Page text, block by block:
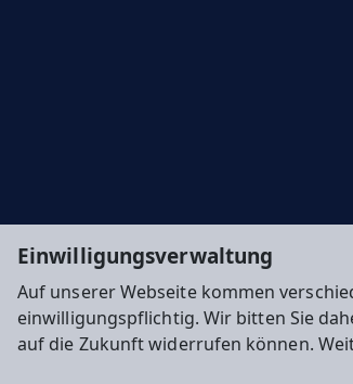
Einwilligungsverwaltung
Auf unserer Webseite kommen
einwilligungspflichtig. Wir bitten Sie
auf die Zukunft widerrufen können.